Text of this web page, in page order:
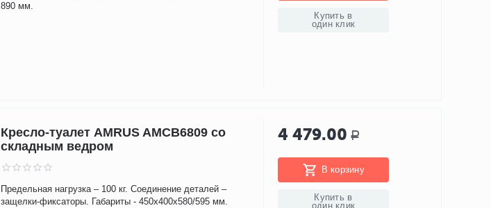
890 мм.
Купить в
один клик
Кресло-туалет AMRUS AMCB6809 со
складным ведром
Предельная нагрузка – 100 кг. Соединение деталей –
защелки-фиксаторы. Габариты - 450х400х580/595 мм.
4 479.00 Р
В корзину
Купить в
один клик